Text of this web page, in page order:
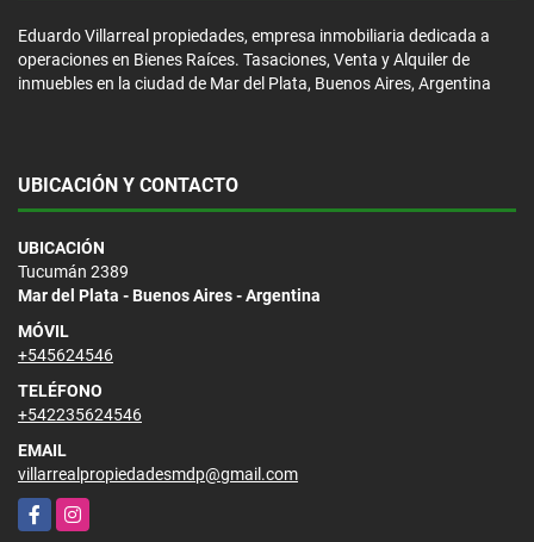
Eduardo Villarreal propiedades, empresa inmobiliaria dedicada a
operaciones en Bienes Raíces. Tasaciones, Venta y Alquiler de
inmuebles en la ciudad de Mar del Plata, Buenos Aires, Argentina
UBICACIÓN Y CONTACTO
UBICACIÓN
Tucumán 2389
Mar del Plata - Buenos Aires - Argentina
MÓVIL
+545624546
TELÉFONO
+542235624546
EMAIL
villarrealpropiedadesmdp@gmail.com
FacebookInstagram